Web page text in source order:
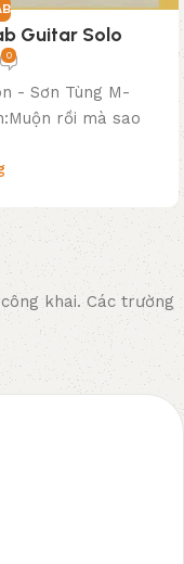
Guitar Solo
0
- Sơn Tùng M-
rồi mà sao
khai. Các trường